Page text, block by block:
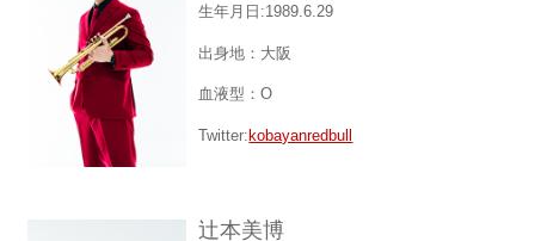
生年月日:1989.6.29
出身地：大阪
血液型：O
Twitter: kobayanredbull
辻本美博